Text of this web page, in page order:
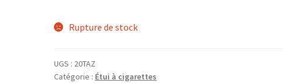
Rupture de stock
UGS : 20TAZ
Catégorie : Étui à cigarettes